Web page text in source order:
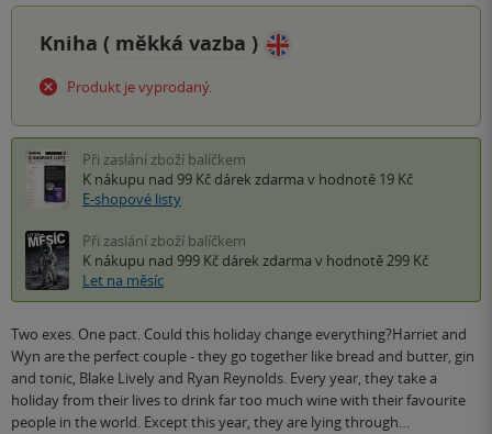
Kniha ( měkká vazba )
Produkt je vyprodaný.
Při zaslání zboží balíčkem
K nákupu nad 99 Kč dárek zdarma v hodnotě 19 Kč
E-shopové listy
Při zaslání zboží balíčkem
K nákupu nad 999 Kč dárek zdarma v hodnotě 299 Kč
Let na měsíc
Two exes. One pact. Could this holiday change everything?Harriet and
Wyn are the perfect couple - they go together like bread and butter, gin
and tonic, Blake Lively and Ryan Reynolds. Every year, they take a
holiday from their lives to drink far too much wine with their favourite
people in the world. Except this year, they are lying through…